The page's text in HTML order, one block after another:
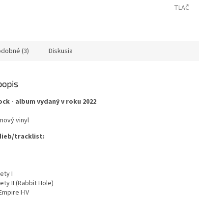
TLAČ
(3) Diskusia
- album vydaný v roku 2022
vinyl
tracklist:
I
II (Rabbit Hole)
I-IV